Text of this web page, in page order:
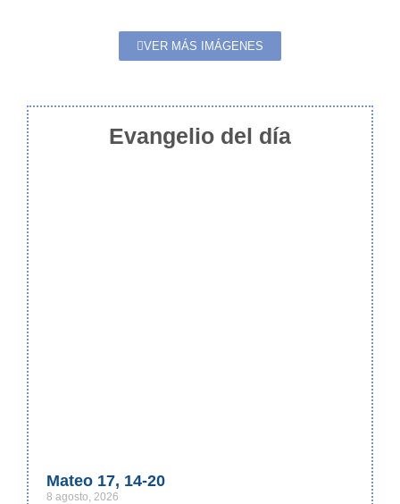
VER MÁS IMÁGENES
Evangelio del día
Mateo 17, 14-20
8 agosto, 2026